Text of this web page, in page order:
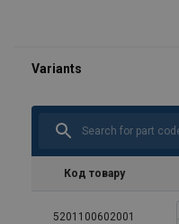
Код товару
5201100602001